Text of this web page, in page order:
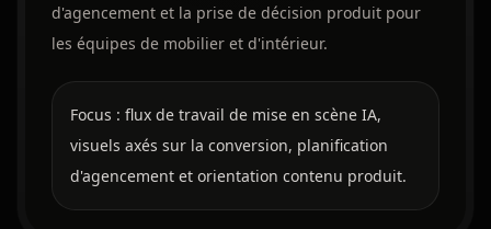
d'agencement et la prise de décision produit pour
les équipes de mobilier et d'intérieur.
Focus : flux de travail de mise en scène IA,
visuels axés sur la conversion, planification
d'agencement et orientation contenu produit.